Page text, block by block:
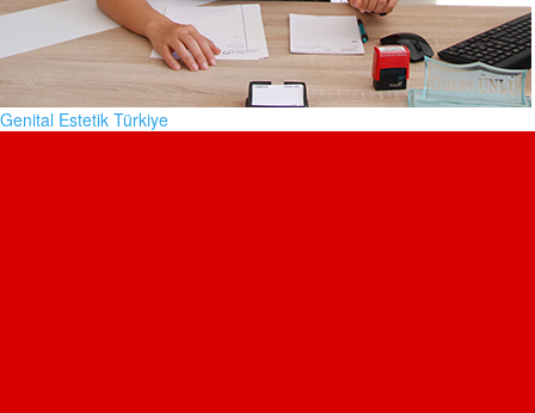
Genital Estetik Türkiye